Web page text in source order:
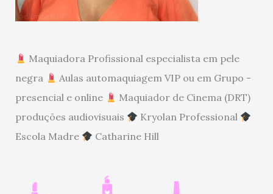
Maquiadora Profissional especialista em pele
negra
Aulas automaquiagem VIP ou em Grupo -
presencial e online
Maquiador de Cinema (DRT)
produções audiovisuais
Kryolan Professional
Escola Madre
Catharine Hill